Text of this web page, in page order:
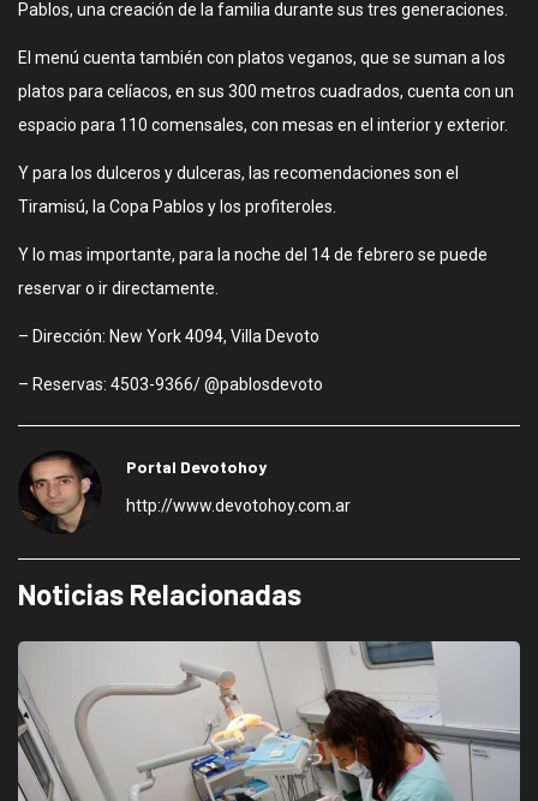
Pablos, una creación de la familia durante sus tres generaciones.
El menú cuenta también con platos veganos, que se suman a los
platos para celíacos, en sus 300 metros cuadrados, cuenta con un
espacio para 110 comensales, con mesas en el interior y exterior.
Y para los dulceros y dulceras, las recomendaciones son el
Tiramisú, la Copa Pablos y los profiteroles.
Y lo mas importante, para la noche del 14 de febrero se puede
reservar o ir directamente.
– Dirección: New York 4094, Villa Devoto
– Reservas: 4503-9366/ @pablosdevoto
Portal Devotohoy
http://www.devotohoy.com.ar
Noticias Relacionadas